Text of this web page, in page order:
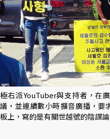
極右派YouTuber與支持者，在
議，並連續數小時擴音廣播，要
板上，寫的是有關世越號的陰謀